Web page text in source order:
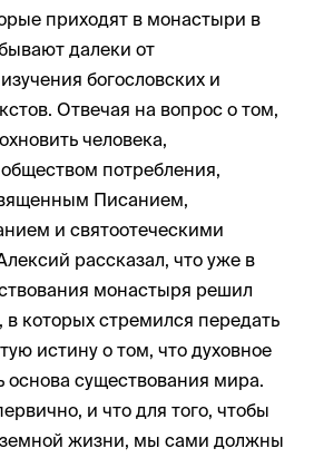
приходят в монастыри в
далеки от
богословских и
Отвечая на вопрос о том,
человека,
потребления,
Писанием,
и святоотеческими
рассказал, что уже в
монастыря решил
в которых стремился передать
истину о том, что духовное
основа существования мира.
и что для того, чтобы
земной жизни, мы сами должны